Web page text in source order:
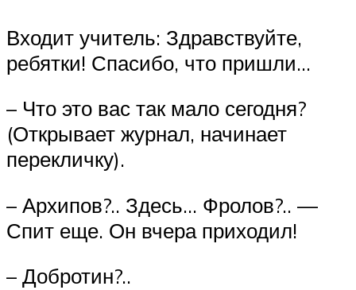
Входит учитель: Здравствуйте,
ребятки! Спасибо, что пришли…
– Что это вас так мало сегодня?
(Открывает журнал, начинает
перекличку).
– Архипов?.. Здесь… Фролов?.. —
Спит еще. Он вчера приходил!
– Добротин?..